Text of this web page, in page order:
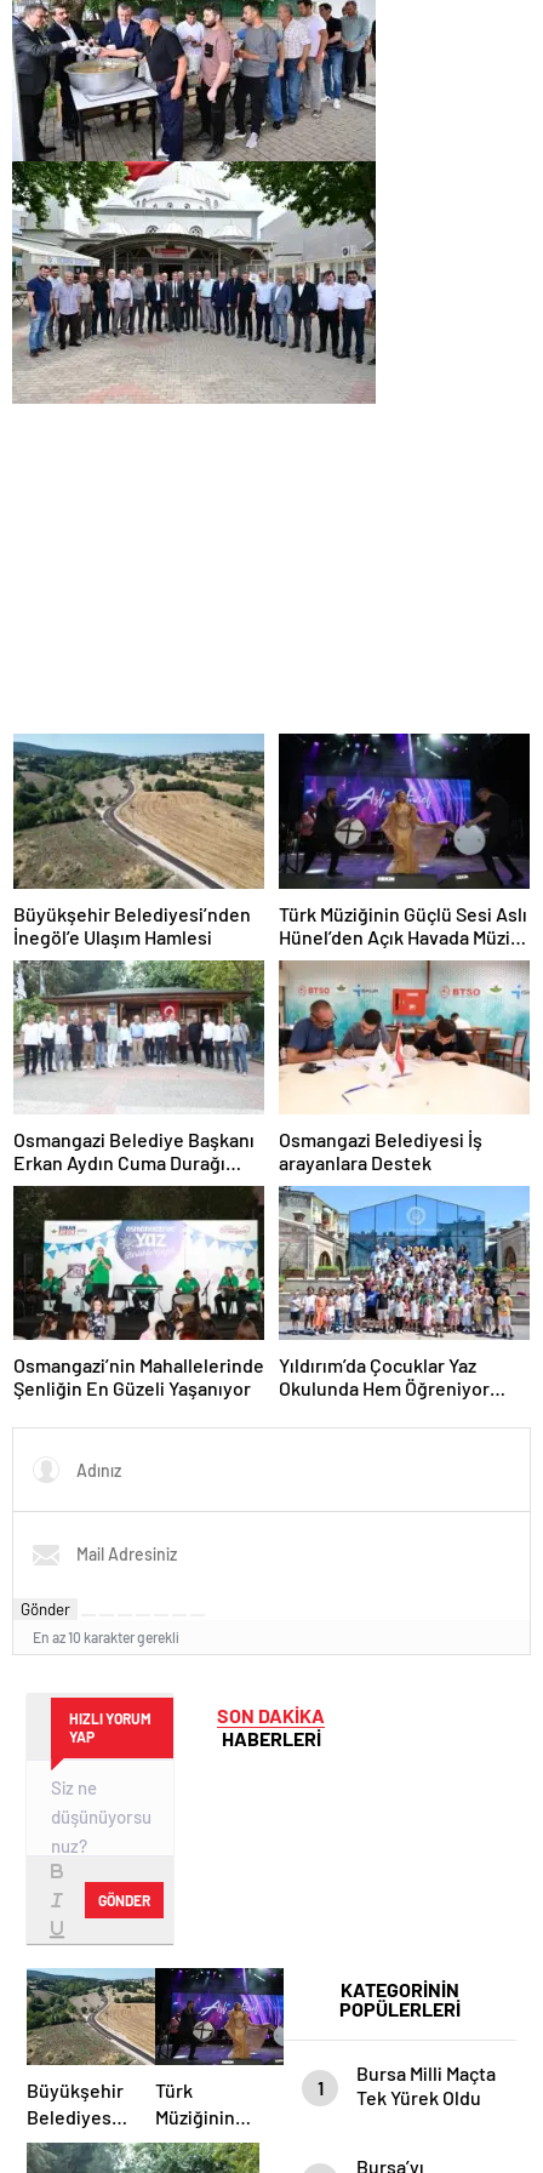
Büyükşehir Belediyesi’nden
İnegöl’e Ulaşım Hamlesi
Türk Müziğinin Güçlü Sesi Aslı
Hünel’den Açık Havada Müzik
Ziyafeti
Osmangazi Belediye Başkanı
Erkan Aydın Cuma Durağı
Küplüpınar Mahallesi Oldu
Osmangazi Belediyesi İş
arayanlara Destek
Osmangazi’nin Mahallelerinde
Şenliğin En Güzeli Yaşanıyor
Yıldırım’da Çocuklar Yaz
Okulunda Hem Öğreniyor
Gönder
En az 10 karakter gerekli
HIZLI YORUM
YAP
GÖNDER
SON DAKİKA
HABERLERİ
KATEGORİNİN
POPÜLERLERİ
1
Bursa Milli Maçta
Tek Yürek Oldu
Bursa’yı
Büyükşehir
Belediyesi’nden
İnegöl’e
Türk
Müziğinin
Güçlü Sesi